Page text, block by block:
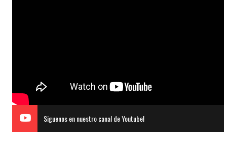
Siguenos en nuestro canal de Youtube!